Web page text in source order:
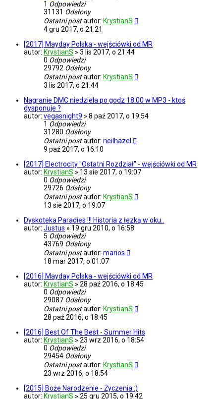
1 Odpowiedzi
31131 Odsłony
Ostatni postautor: KrystianS
4 gru 2017, o 21:21
[2017] Mayday Polska - wejściówki od MR
autor: KrystianS » 3 lis 2017, o 21:44
0 Odpowiedzi
29792 Odsłony
Ostatni postautor: KrystianS
3 lis 2017, o 21:44
Nagranie DMC niedziela po godz 18:00 w MP3 - ktoś
dysponuje ?
autor: vegasnight9 » 8 paź 2017, o 19:54
1 Odpowiedzi
31280 Odsłony
Ostatni postautor: neilhazel
9 paź 2017, o 16:10
[2017] Electrocity "Ostatni Rozdział" - wejściówki od MR
autor: KrystianS » 13 sie 2017, o 19:07
0 Odpowiedzi
29726 Odsłony
Ostatni postautor: KrystianS
13 sie 2017, o 19:07
Dyskoteka Paradies !!! Historia z łezką w oku..
autor: Justus » 19 gru 2010, o 16:58
5 Odpowiedzi
43769 Odsłony
Ostatni postautor: marios
18 mar 2017, o 01:07
[2016] Mayday Polska - wejściówki od MR
autor: KrystianS » 28 paź 2016, o 18:45
0 Odpowiedzi
29087 Odsłony
Ostatni postautor: KrystianS
28 paź 2016, o 18:45
[2016] Best Of The Best - Summer Hits
autor: KrystianS » 23 wrz 2016, o 18:54
0 Odpowiedzi
29454 Odsłony
Ostatni postautor: KrystianS
23 wrz 2016, o 18:54
[2015] Boże Narodzenie - Życzenia :)
autor: KrystianS » 25 gru 2015, o 19:42